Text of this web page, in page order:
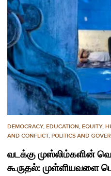
DEMOCRACY, EDUCATION, EQUITY,
AND CONFLICT, POLITICS AND
வடக்கு முஸ்லிம்களின்
கூருதல்: முள்ளியவளை